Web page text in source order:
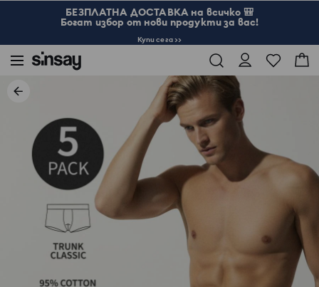
БЕЗПЛАТНА ДОСТАВКА на всичко 🎒
Богат избор от нови продукти за вас!
Купи сега >>